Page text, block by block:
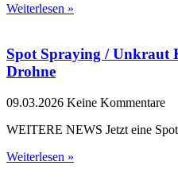
Weiterlesen »
Spot Spraying / Unkraut
Drohne
09.03.2026 Keine Kommentare
WEITERE NEWS Jetzt eine
Weiterlesen »